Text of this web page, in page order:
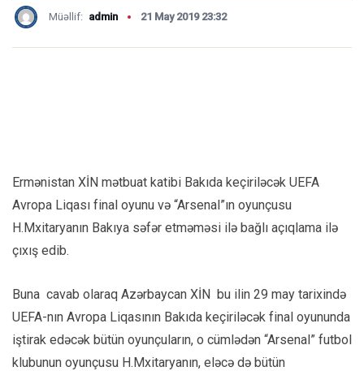
Müəllif: admin 21 May 2019 23:32
Ermənistan XİN mətbuat katibi Bakıda keçiriləcək UEFA
Avropa Liqası final oyunu və “Arsenal”ın oyunçusu
H.Mxitaryanın Bakıya səfər etməməsi ilə bağlı açıqlama ilə
çıxış edib.
Buna cavab olaraq Azərbaycan XİN bu ilin 29 may tarixində
UEFA-nın Avropa Liqasının Bakıda keçiriləcək final oyununda
iştirak edəcək bütün oyunçuların, o cümlədən “Arsenal” futbol
klubunun oyunçusu H.Mxitaryanın, eləcə də bütün